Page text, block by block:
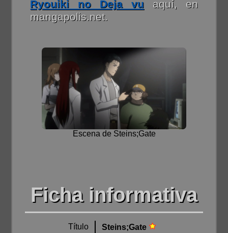
Ryouiki no Deja vuaquí, en
mangapolis.net.
Escena de Steins;Gate
Ficha informativa
Título
Steins;Gate